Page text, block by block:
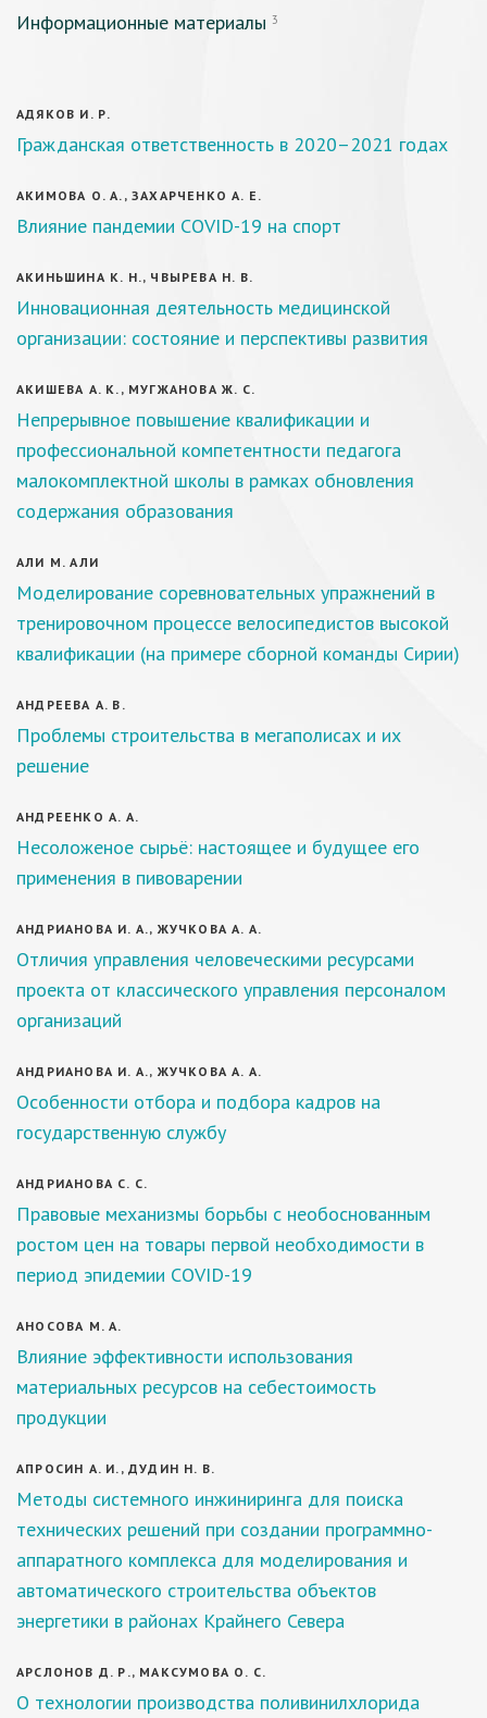
Информационные материалы 3
АДЯКОВ И. Р.
Гражданская ответственность в 2020–2021 годах
АКИМОВА О. А., ЗАХАРЧЕНКО А. Е.
Влияние пандемии COVID-19 на спорт
АКИНЬШИНА К. Н., ЧВЫРЕВА Н. В.
Инновационная деятельность медицинской
организации: состояние и перспективы развития
АКИШЕВА А. К., МУГЖАНОВА Ж. С.
Непрерывное повышение квалификации и
профессиональной компетентности педагога
малокомплектной школы в рамках обновления
содержания образования
АЛИ М. АЛИ
Моделирование соревновательных упражнений в
тренировочном процессе велосипедистов высокой
квалификации (на примере сборной команды Сирии)
АНДРЕЕВА А. В.
Проблемы строительства в мегаполисах и их
решение
АНДРЕЕНКО А. А.
Несоложеное сырьё: настоящее и будущее его
применения в пивоварении
АНДРИАНОВА И. А., ЖУЧКОВА А. А.
Отличия управления человеческими ресурсами
проекта от классического управления персоналом
организаций
АНДРИАНОВА И. А., ЖУЧКОВА А. А.
Особенности отбора и подбора кадров на
государственную службу
АНДРИАНОВА С. С.
Правовые механизмы борьбы с необоснованным
ростом цен на товары первой необходимости в
период эпидемии COVID-19
АНОСОВА М. А.
Влияние эффективности использования
материальных ресурсов на себестоимость
продукции
АПРОСИН А. И., ДУДИН Н. В.
Методы системного инжиниринга для поиска
технических решений при создании программно-
аппаратного комплекса для моделирования и
автоматического строительства объектов
энергетики в районах Крайнего Севера
АРСЛОНОВ Д. Р., МАКСУМОВА О. С.
О технологии производства поливинилхлорида